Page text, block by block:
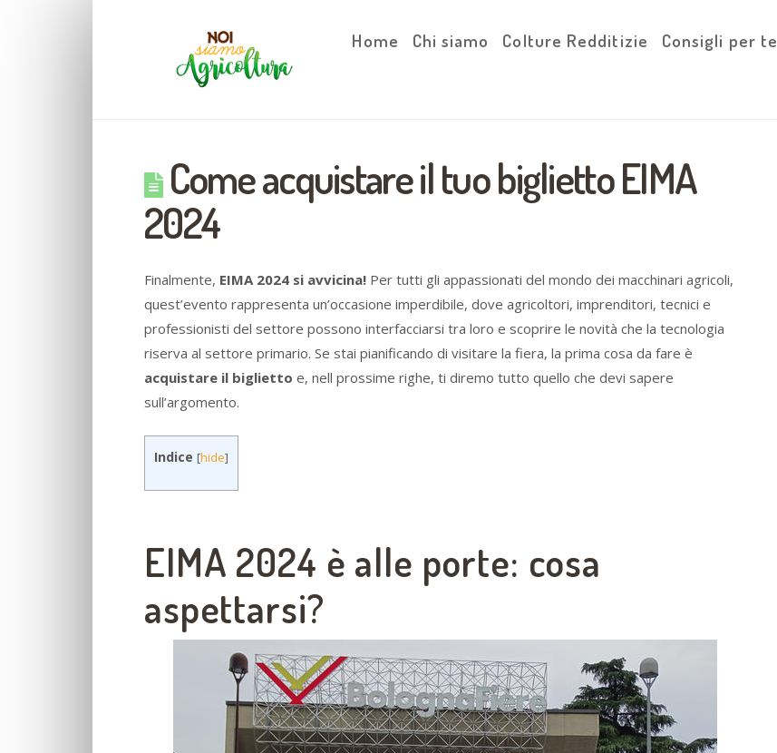
Home Chi siamo Colture Redditizie Consigli per te
Come acquistare il tuo biglietto EIMA
2024
Finalmente, EIMA 2024 si avvicina! Per tutti gli appassionati del mondo dei macchinari agricoli,
quest’evento rappresenta un’occasione imperdibile, dove agricoltori, imprenditori, tecnici e
professionisti del settore possono interfacciarsi tra loro e scoprire le novità che la tecnologia
riserva al settore primario. Se stai pianificando di visitare la fiera, la prima cosa da fare è
acquistare il biglietto e, nell prossime righe, ti diremo tutto quello che devi sapere
sull’argomento.
Indice [hide]
EIMA 2024 è alle porte: cosa
aspettarsi?